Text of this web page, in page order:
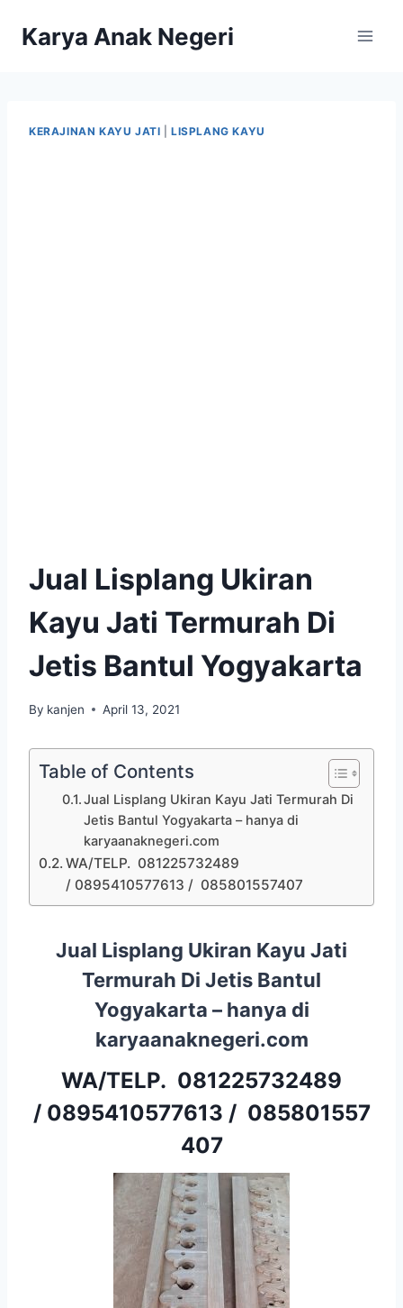
Karya Anak Negeri
KERAJINAN KAYU JATI |LISPLANG KAYU
Jual Lisplang Ukiran
Kayu Jati Termurah Di
Jetis Bantul Yogyakarta
By kanjen April 13, 2021
Table of Contents
Jual Lisplang Ukiran Kayu Jati Termurah Di
Jetis Bantul Yogyakarta – hanya di
karyaanaknegeri.com
WA/TELP. 081225732489
/ 0895410577613 / 085801557407
Jual Lisplang Ukiran Kayu Jati
Termurah Di Jetis Bantul
Yogyakarta – hanya di
karyaanaknegeri.com
WA/TELP. 081225732489
/ 0895410577613 / 085801557
407